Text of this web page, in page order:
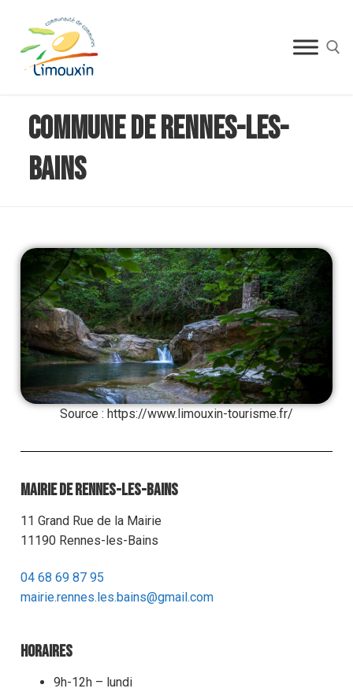
Commune de Rennes-les-
Bains
Source : https://www.limouxin-tourisme.fr/
Mairie de Rennes-les-Bains
11 Grand Rue de la Mairie
11190 Rennes-les-Bains
04 68 69 87 95
mairie.rennes.les.bains@gmail.com
Horaires
9h-12h – lundi